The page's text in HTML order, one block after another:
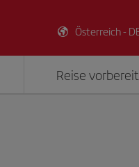
Österreich -
Reise